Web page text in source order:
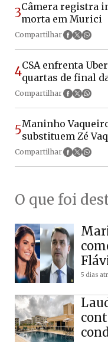
3Câmera registra
morta em Murici
Compartilhar
4CSA enfrenta
quartas de final
Compartilhar
5Maninho
substituem Zé
Compartilhar
O que foi
5 dias